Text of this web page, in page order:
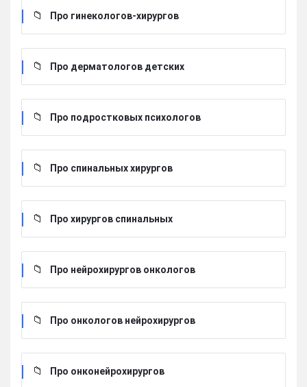
Про гинекологов-хирургов
Про дерматологов детских
Про подростковых психологов
Про спинальных хирургов
Про хирургов cпинальных
Про нейрохирургов онкологов
Про онкологов нейрохирургов
Про онконейрохирургов